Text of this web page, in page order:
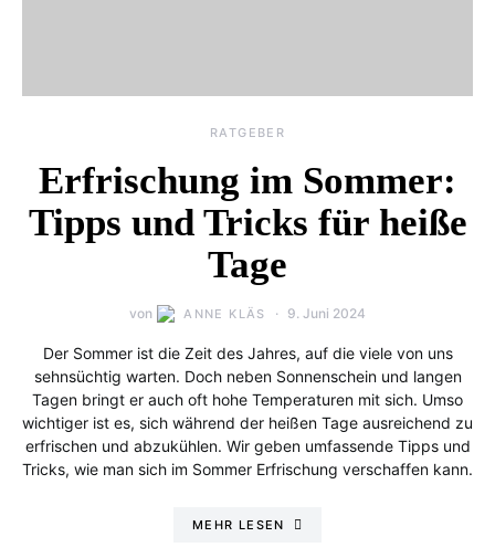
RATGEBER
Erfrischung im Sommer:
Tipps und Tricks für heiße
Tage
von ANNE KLÄS 9. Juni 2024
Der Sommer ist die Zeit des Jahres, auf die viele von uns
sehnsüchtig warten. Doch neben Sonnenschein und langen
Tagen bringt er auch oft hohe Temperaturen mit sich. Umso
wichtiger ist es, sich während der heißen Tage ausreichend zu
erfrischen und abzukühlen. Wir geben umfassende Tipps und
Tricks, wie man sich im Sommer Erfrischung verschaffen kann.
MEHR LESEN